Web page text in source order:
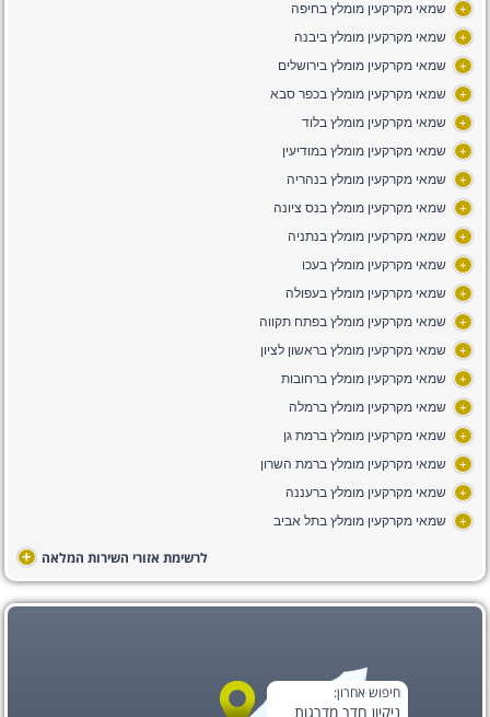
+ שמאי מקרקעין מומלץ בחיפה
+ שמאי מקרקעין מומלץ ביבנה
+ שמאי מקרקעין מומלץ בירושלים
+ שמאי מקרקעין מומלץ בכפר סבא
+ שמאי מקרקעין מומלץ בלוד
+ שמאי מקרקעין מומלץ במודיעין
+ שמאי מקרקעין מומלץ בנהריה
+ שמאי מקרקעין מומלץ בנס ציונה
+ שמאי מקרקעין מומלץ בנתניה
+ שמאי מקרקעין מומלץ בעכו
+ שמאי מקרקעין מומלץ בעפולה
+ שמאי מקרקעין מומלץ בפתח תקווה
+ שמאי מקרקעין מומלץ בראשון לציון
+ שמאי מקרקעין מומלץ ברחובות
+ שמאי מקרקעין מומלץ ברמלה
+ שמאי מקרקעין מומלץ ברמת גן
+ שמאי מקרקעין מומלץ ברמת השרון
+ שמאי מקרקעין מומלץ ברעננה
+ שמאי מקרקעין מומלץ בתל אביב
לרשימת אזורי השירות המלאה +
חיפוש אחרון:
ניקיון חדר מדרגות